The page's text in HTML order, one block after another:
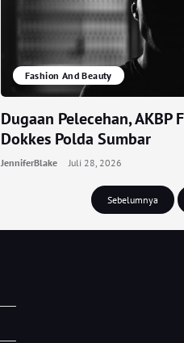
Fashion And Beauty
Dugaan Pelecehan, AKBP
Dokkes Polda Sumbar
JenniferBlake Juli 28, 2026
Sebelumnya